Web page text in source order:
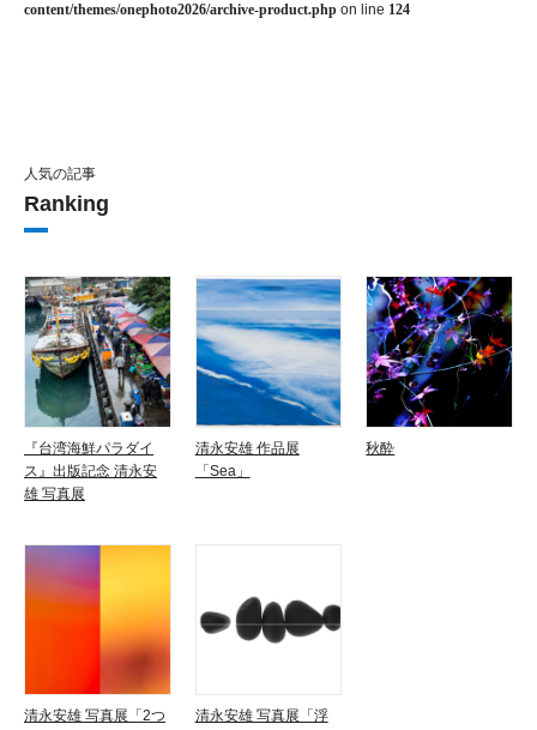
content/themes/onephoto2026/archive-product.php on line 124
人気の記事
Ranking
『台湾海鮮パラダイ
ス』出版記念 清永安
雄 写真展
清永安雄 作品展
「Sea」
秋酔
清永安雄 写真展「2つ
清永安雄 写真展「浮